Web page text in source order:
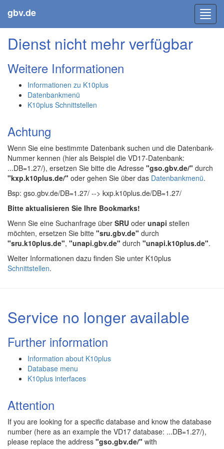
gbv.de
Dienst nicht mehr verfügbar
Weitere Informationen
Informationen zu K10plus
Datenbankmenü
K10plus Schnittstellen
Achtung
Wenn Sie eine bestimmte Datenbank suchen und die Datenbank-
Nummer kennen (hier als Beispiel die VD17-Datenbank:
...DB=1.27/), ersetzen Sie bitte die Adresse "gso.gbv.de/" durch
"kxp.k10plus.de/" oder gehen Sie über das Datenbankmenü.
Bsp: gso.gbv.de/DB=1.27/ --> kxp.k10plus.de/DB=1.27/
Bitte aktualisieren Sie Ihre Bookmarks!
Wenn Sie eine Suchanfrage über SRU oder unapi stellen
möchten, ersetzen Sie bitte "sru.gbv.de" durch
"sru.k10plus.de", "unapi.gbv.de" durch "unapi.k10plus.de".
Weiter Informationen dazu finden Sie unter K10plus
Schnittstellen.
Service no longer available
Further information
Information about K10plus
Database menu
K10plus interfaces
Attention
If you are looking for a specific database and know the database
number (here as an example the VD17 database: ...DB=1.27/),
please replace the address "gso.gbv.de/" with